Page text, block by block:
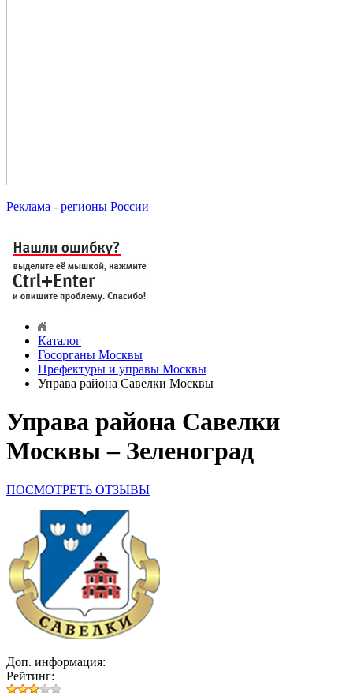
Реклама - регионы России
Каталог
Госорганы Москвы
Префектуры и управы Москвы
Управа района Савелки Москвы
Управа района Савелки
Москвы – Зеленоград
ПОСМОТРЕТЬ ОТЗЫВЫ
Доп. информация:
Рейтинг: